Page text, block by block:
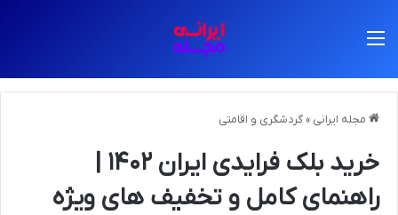
مجله ایرانی » گردشگری و اقامتی
راهنمای کامل و تخفیف های ویژه